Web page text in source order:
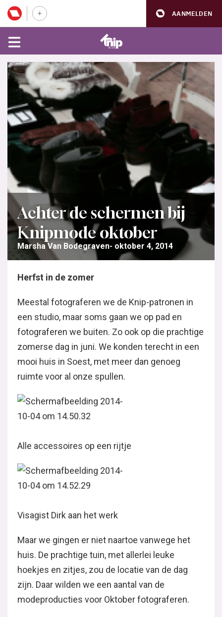
AANMELDEN
Achter de schermen bij
Knipmode oktober
Marsha Van Bodegraven oktober 4, 2014
Herfst in de zomer
Meestal fotograferen we de Knip-patronen in
een studio, maar soms gaan we op pad en
fotograferen we buiten. Zo ook op die prachtige
zomerse dag in juni. We konden terecht in een
mooi huis in Soest, met meer dan genoeg
ruimte voor al onze spullen.
Alle accessoires op een rijtje
Visagist Dirk aan het werk
Maar we gingen er niet naartoe vanwege het
huis. De prachtige tuin, met allerlei leuke
hoekjes en zitjes, zou de locatie van de dag
zijn. Daar wilden we een aantal van de
modeproducties voor Oktober fotograferen.